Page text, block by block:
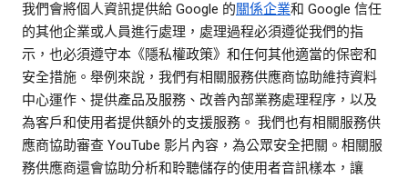
我們會將個人資訊提供給 Google 的關係企業和 Google 信任
的其他企業或人員進行處理，處理過程必須遵從我們的指
示，也必須遵守本《隱私權政策》和任何其他適當的保密和
安全措施。舉例來說，我們有相關服務供應商協助維持資料
中心運作、提供產品及服務、改善內部業務處理程序，以及
為客戶和使用者提供額外的支援服務。 我們也有相關服務供
應商協助審查 YouTube 影片內容，為公眾安全把關。相關服
務供應商還會協助分析和聆聽儲存的使用者音訊樣本，讓